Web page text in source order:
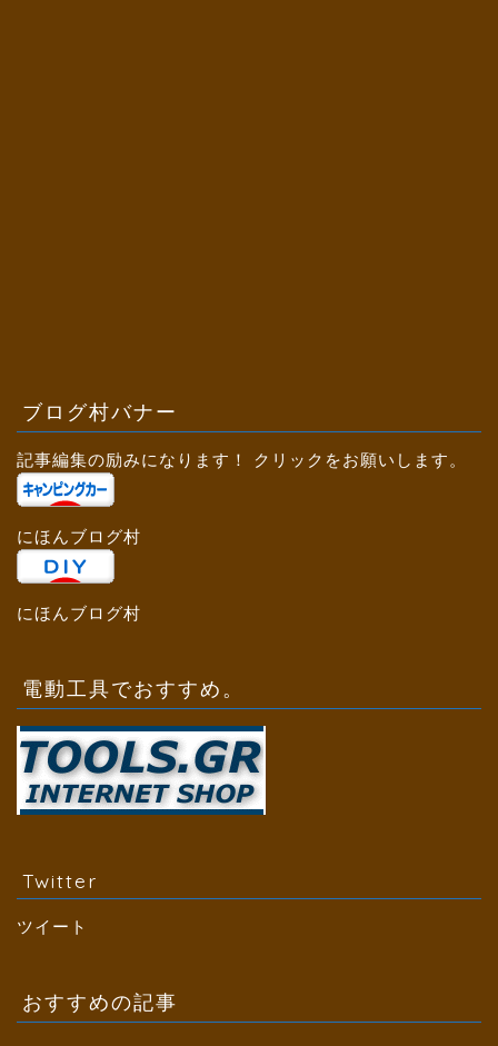
ブログ村バナー
記事編集の励みになります！ クリックをお願いします。
にほんブログ村
にほんブログ村
電動工具でおすすめ。
Twitter
ツイート
おすすめの記事